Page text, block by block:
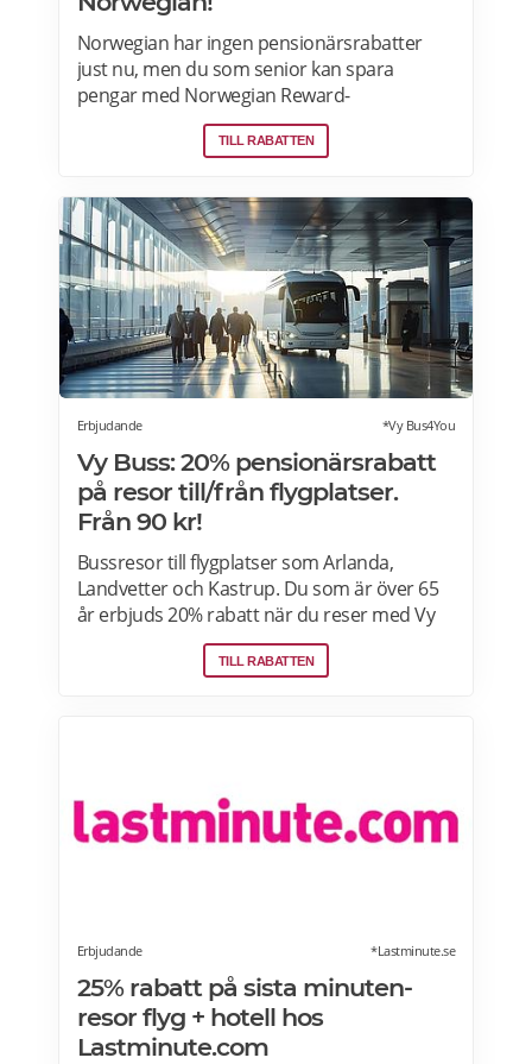
Norwegian har ingen pensionärsrabatter
just nu, men du som senior kan spara
pengar med Norwegian Reward-
lojalitetsprogram. Tjäna Spenn och använd
dem för att få ännu billigare eller helt gratis
och Fast Track. Läs mer om
pensionärsrabatter och Norwegian Reward
här.
TILL RABATTEN
Erbjudande *Vy Bus4You
Vy Buss: 20% pensionärsrabatt
på resor till/från flygplatser.
Från 90 kr!
Bussresor till flygplatser som Arlanda,
Landvetter och Kastrup. Du som är över 65
år erbjuds 20% rabatt när du reser med Vy
Bus4You och Vy express. Välj kategori senior
i samband med biljettbokning och biljetten
pensionärsrabatter hos VY här.
TILL RABATTEN
Erbjudande *Lastminute.se
25% rabatt på sista minuten-
resor flyg + hotell hos
Lastminute.com